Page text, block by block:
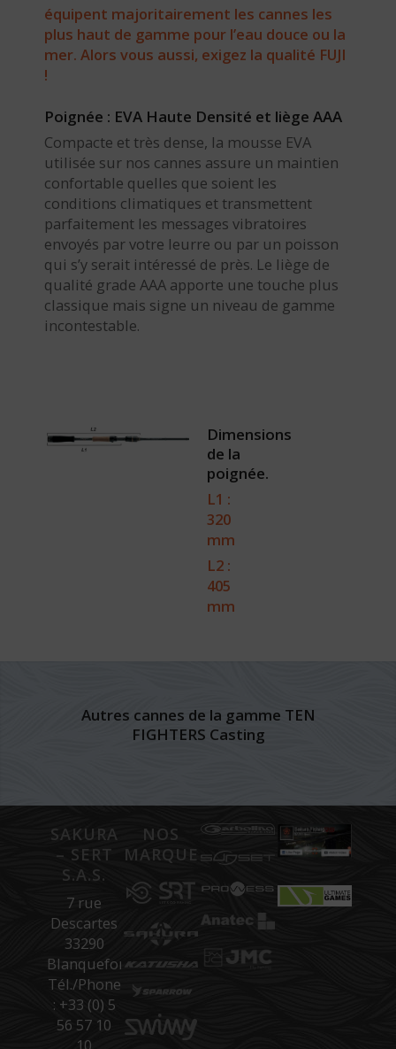
équipent majoritairement les cannes les
plus haut de gamme pour l’eau douce ou la
mer. Alors vous aussi, exigez la qualité FUJI
!
Poignée : EVA Haute Densité et liège AAA
Compacte et très dense, la mousse EVA
utilisée sur nos cannes assure un maintien
confortable quelles que soient les
conditions climatiques et transmettent
parfaitement les messages vibratoires
envoyés par votre leurre ou par un poisson
qui s’y serait intéressé de près. Le liège de
qualité grade AAA apporte une touche plus
classique mais signe un niveau de gamme
incontestable.
Dimensions
de la
poignée.
L1 :
320
mm
L2 :
405
mm
Autres cannes de la gamme TEN
FIGHTERS Casting
SAKURA
– SERT
S.A.S.
7 rue
Descartes
33290
Blanquefort
Tél./Phone
: +33 (0) 5
56 57 10
10
NOS
MARQUES